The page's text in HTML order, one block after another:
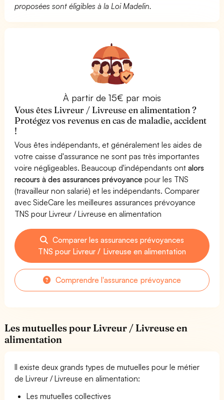
proposées sont éligibles à la Loi Madelin.
À partir de 15€ par mois
Vous êtes Livreur / Livreuse en alimentation ?
Protégez vos revenus en cas de maladie, accident
!
Vous êtes indépendants, et généralement les aides de
votre caisse d'assurance ne sont pas très importantes
voire négligeables. Beaucoup d'indépendants ontalors
recours à des assurances prévoyance pour les TNS
(travailleur non salarié) et les indépendants. Comparer
avec SideCare les meilleures assurances prévoyance
TNS pour Livreur / Livreuse en alimentation
Comparer les assurances prévoyances
TNS pour Livreur / Livreuse en alimentation
Comprendre l'assurance prévoyance
Les mutuelles pour Livreur / Livreuse en
alimentation
Il existe deux grands types de mutuelles pour le métier
de Livreur / Livreuse en alimentation:
Les mutuelles collectives